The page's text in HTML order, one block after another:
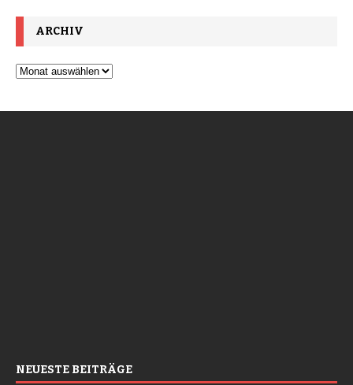
ARCHIV
NEUESTE BEITRÄGE